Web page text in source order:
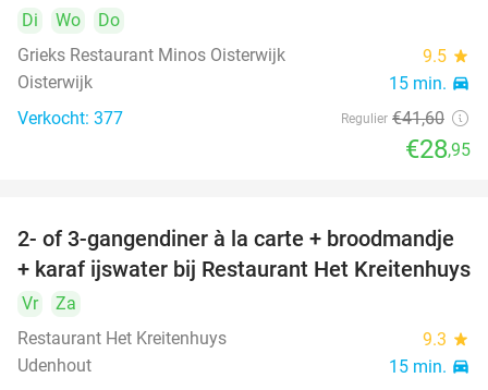
Di Wo
Do
Grieks Restaurant Minos Oisterwijk
9.5 star
Oisterwijk 15 min. directions_car
Verkocht: 377 Regulier €41,60
€28,95
38%
2- of 3-gangendiner à la carte + broodmandje
+ karaf ijswater bij Restaurant Het Kreitenhuys
Vr
Za
Restaurant Het Kreitenhuys
9.3 star
Udenhout 15 min. directions_car